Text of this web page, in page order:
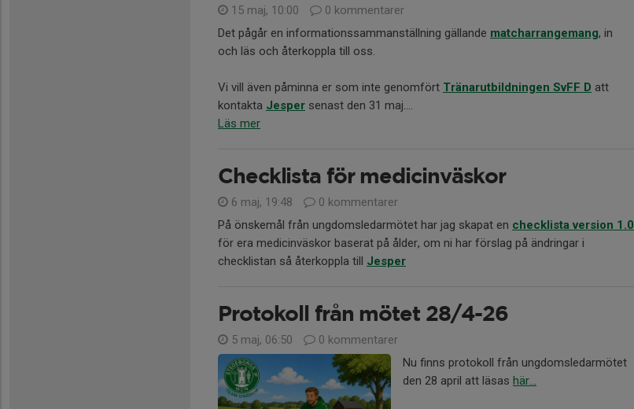
15 maj, 10:00
0 kommentarer
Det pågår en informationssammanställning gällande matcharrangemang, in
och läs och återkoppla till oss.
Vi vill även påminna er som inte genomfört Tränarutbildningen SvFF D att
kontakta Jesper senast den 31 maj....
Läs mer
Checklista för medicinväskor
6 maj, 19:48
0 kommentarer
På önskemål från ungdomsledarmötet har jag skapat en checklista version 1.0
för era medicinväskor baserat på ålder, om ni har förslag på ändringar i
checklistan så återkoppla till Jesper
Protokoll från mötet 28/4-26
5 maj, 06:50
0 kommentarer
Nu finns protokoll från ungdomsledarmötet
den 28 april att läsas här...